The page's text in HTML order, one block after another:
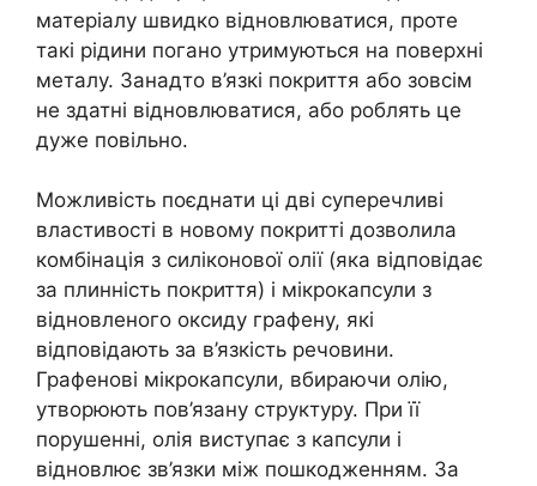
матеріалу швидко відновлюватися, проте
такі рідини погано утримуються на поверхні
металу. Занадто в’язкі покриття або зовсім
не здатні відновлюватися, або роблять це
дуже повільно.
Можливість поєднати ці дві суперечливі
властивості в новому покритті дозволила
комбінація з силіконової олії (яка відповідає
за плинність покриття) і мікрокапсули з
відновленого оксиду графену, які
відповідають за в’язкість речовини.
Графенові мікрокапсули, вбираючи олію,
утворюють пов’язану структуру. При її
порушенні, олія виступає з капсули і
відновлює зв’язки між пошкодженням. За